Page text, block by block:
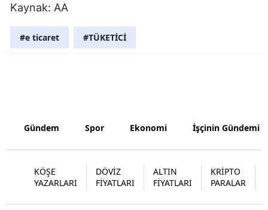
Kaynak: AA
#e ticaret #TÜKETİCİ
Gündem Spor Ekonomi İşçinin Gündemi
KÖŞE
YAZARLARI
DÖVİZ
FİYATLARI
ALTIN
FİYATLARI
KRİPTO
PARALAR